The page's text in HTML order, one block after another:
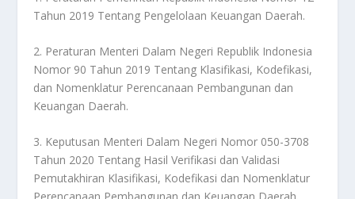
Tahun 2019 Tentang Pengelolaan Keuangan Daerah.
2. Peraturan Menteri Dalam Negeri Republik Indonesia
Nomor 90 Tahun 2019 Tentang Klasifikasi, Kodefikasi,
dan Nomenklatur Perencanaan Pembangunan dan
Keuangan Daerah.
3. Keputusan Menteri Dalam Negeri Nomor 050-3708
Tahun 2020 Tentang Hasil Verifikasi dan Validasi
Pemutakhiran Klasifikasi, Kodefikasi dan Nomenklatur